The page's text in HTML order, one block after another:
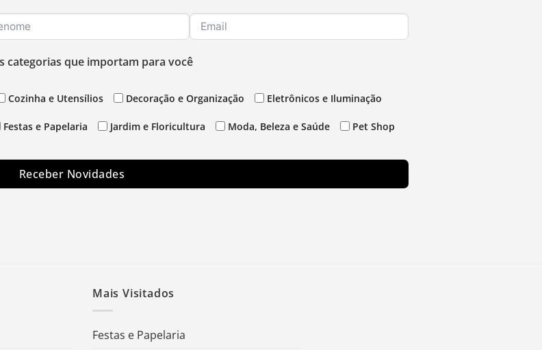
categorias que importam para você
Cozinha e Utensílios Decoração e Organização Eletrônicos e Iluminação
Festas e Papelaria Jardim e Floricultura Moda, Beleza e Saúde Pet Shop
Receber Novidades
Mais Visitados
Festas e Papelaria